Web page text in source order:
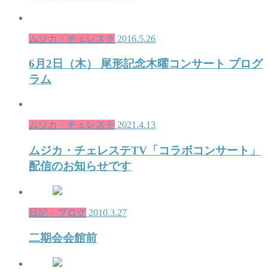
ムジカ・チェレステ 2016.5.26
6月2日（木） 尾形記念木曜コンサート プログ
ラム
ムジカ・チェレステ 2021.4.13
ムジカ・チェレステTV「コラボコンサート」
配信のお知らせです
日記・ブログ 2010.3.27
二期会会館前